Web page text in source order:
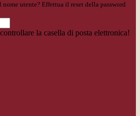
utente? Effettua il reset della password
la casella di posta elettronica!